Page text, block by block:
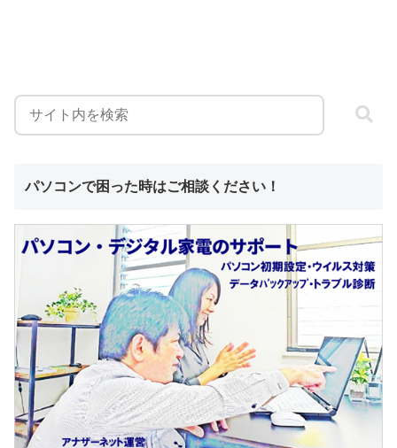
パソコンで困った時はご相談ください！